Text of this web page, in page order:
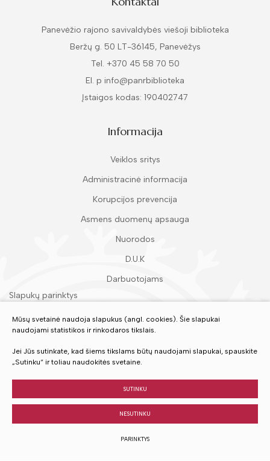
Panevėžio rajono savivaldybės viešoji biblioteka
Beržų g. 50 LT-36145, Panevėžys
Tel. +370 45 58 70 50
El. p info@panrbiblioteka
Įstaigos kodas: 190402747
Informacija
Veiklos sritys
Administracinė informacija
Korupcijos prevencija
Asmens duomenų apsauga
Nuorodos
D.U.K
Darbuotojams
Slapukų parinktys
Įvertinkite mūsų paslaugas
Mūsų svetainė naudoja slapukus (angl. cookies). Šie slapukai
naudojami statistikos ir rinkodaros tikslais.
Jei Jūs sutinkate, kad šiems tikslams būtų naudojami slapukai, spauskite
„Sutinku“ ir toliau naudokitės svetaine.
SUTINKU
NESUTINKU
PARINKTYS